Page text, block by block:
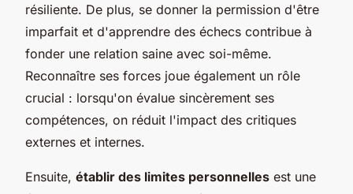
résiliente. De plus, se donner la permission d'être
imparfait et d'apprendre des échecs contribue à
fonder une relation saine avec soi-même.
Reconnaître ses forces joue également un rôle
crucial : lorsqu'on évalue sincèrement ses
compétences, on réduit l'impact des critiques
externes et internes.
Ensuite, établir des limites personnelles est une